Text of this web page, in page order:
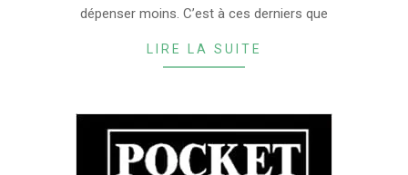
dépenser moins. C’est à ces derniers que
LIRE LA SUITE